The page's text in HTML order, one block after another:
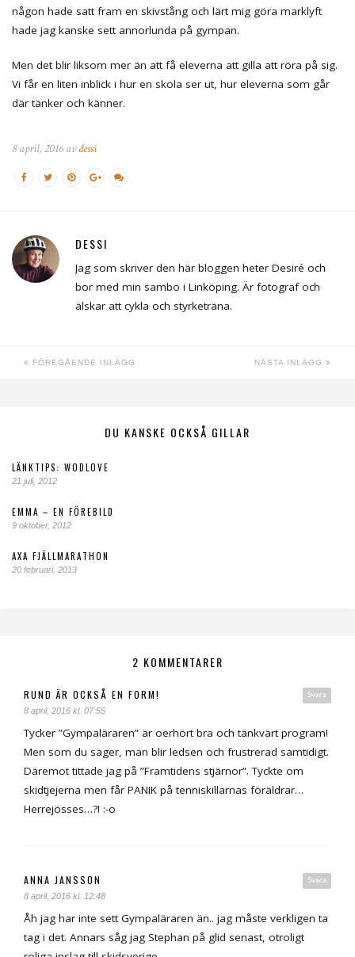
någon hade satt fram en skivstång och lärt mig göra marklyft
hade jag kanske sett annorlunda på gympan.
Men det blir liksom mer än att få eleverna att gilla att röra på sig.
Vi får en liten inblick i hur en skola ser ut, hur eleverna som går
där tänker och känner.
8 april, 2016 avdessi
DESSI
Jag som skriver den här bloggen heter Desiré och
bor med min sambo i Linköping. Är fotograf och
älskar att cykla och styrketräna.
FÖREGÅENDE INLÄGG NÄSTA INLÄGG
DU KANSKE OCKSÅ GILLAR
LÄNKTIPS: WODLOVE
21 juli, 2012
EMMA – EN FÖREBILD
9 oktober, 2012
AXA FJÄLLMARATHON
20 februari, 2013
2 KOMMENTARER
Svara
RUND ÄR OCKSÅ EN FORM!
8 april, 2016 kl. 07:55
Tycker ”Gympaläraren” är oerhört bra och tänkvärt program!
Men som du säger, man blir ledsen och frustrerad samtidigt.
Däremot tittade jag på ”Framtidens stjärnor”. Tyckte om
skidtjejerna men får PANIK på tenniskillarnas föräldrar…
Herrejösses…?! :-o
Svara
ANNA JANSSON
8 april, 2016 kl. 12:48
Åh jag har inte sett Gympaläraren än.. jag måste verkligen ta
tag i det. Annars såg jag Stephan på glid senast, otroligt